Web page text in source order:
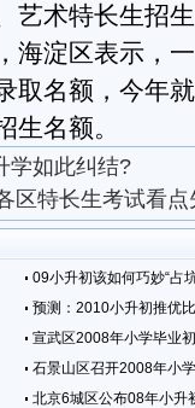
术特长生招生
海淀区表示，
取名额，今年
生名额。
学如此纠结?
区特长生考试看
09小升初该如何巧妙“占
预测：2010小升初推优
宣武区2008年小学毕业
石景山区召开2008年小
北京6城区公布08年小升